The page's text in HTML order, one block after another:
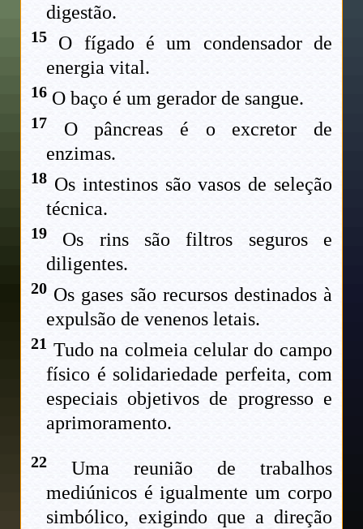
digestão.
15 O fígado é um condensador de
energia vital.
16 O baço é um gerador de sangue.
17 O pâncreas é o excretor de
enzimas.
18 Os intestinos são vasos de seleção
técnica.
19 Os rins são filtros seguros e
diligentes.
20 Os gases são recursos destinados à
expulsão de venenos letais.
21 Tudo na colmeia celular do campo
físico é solidariedade perfeita, com
especiais objetivos de progresso e
aprimoramento.
22 Uma reunião de trabalhos
mediúnicos é igualmente um corpo
simbólico, exigindo que a direção